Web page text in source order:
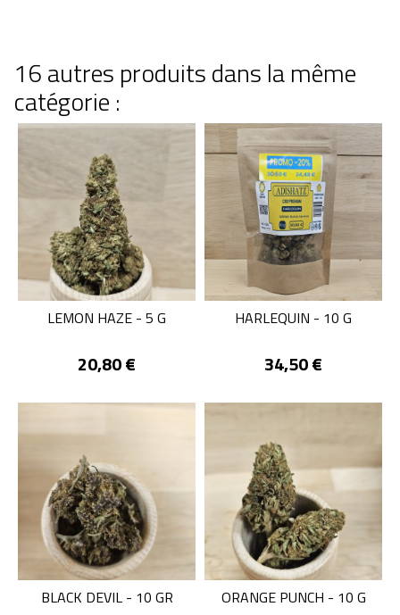
16 autres produits dans la même
catégorie :
LEMON HAZE - 5 G
Prix
20,80 €
HARLEQUIN - 10 G
Prix
34,50 €
BLACK DEVIL - 10 GR ORANGE PUNCH - 10 G